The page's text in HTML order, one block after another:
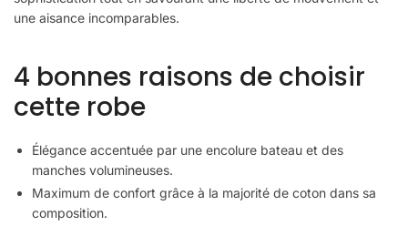
une aisance incomparables.
4 bonnes raisons de choisir
cette robe
Élégance accentuée par une encolure bateau et des
manches volumineuses.
Maximum de confort grâce à la majorité de coton dans sa
composition.